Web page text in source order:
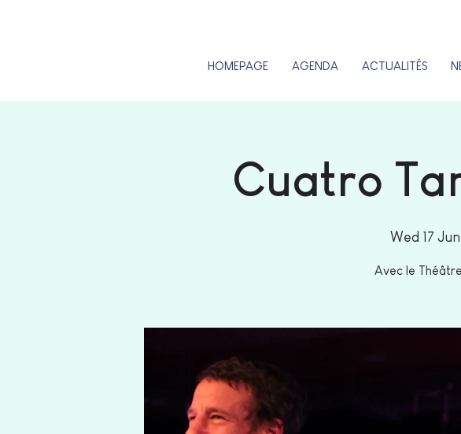
HOMEPAGE AGENDA ACTUALITÉS
Cuatro
Wed 17 Jun
Avec le